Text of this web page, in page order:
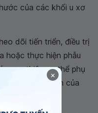
của các khối u xơ
dõi tiến triển, điều trị
hoặc thực hiện phẫu
can thiệp cụ thể phụ
yếu tố cá nhân của
×